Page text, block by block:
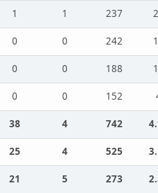
1 1 237
0 0 242
0 0 188
0 0 152
38 4 742
25 4 525
21 5 273